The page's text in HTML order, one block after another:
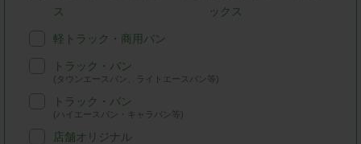
ス
ックス
軽トラック・商用バン
トラック・バン
(タウンエースバン、ライトエースバン等)
トラック・バン
(ハイエースバン・キャラバン等)
店舗オリジナル